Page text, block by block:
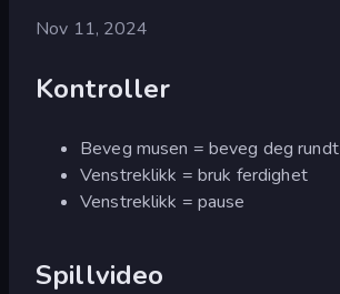
Nov 11, 2024
Kontroller
Beveg musen = beveg deg rundt
Venstreklikk = bruk ferdighet
Venstreklikk = pause
Spillvideo